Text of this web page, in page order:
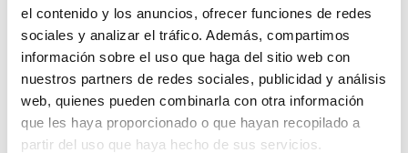
el contenido y los anuncios, ofrecer funciones de redes
sociales y analizar el tráfico. Además, compartimos
información sobre el uso que haga del sitio web con
nuestros partners de redes sociales, publicidad y análisis
web, quienes pueden combinarla con otra información
que les haya proporcionado o que hayan recopilado a
partir del uso que haya hecho de sus servicios.